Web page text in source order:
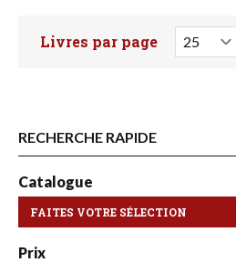
Faites votre recherche ici
Livres par page
RECHERCHE RAPIDE
Catalogue
Prix